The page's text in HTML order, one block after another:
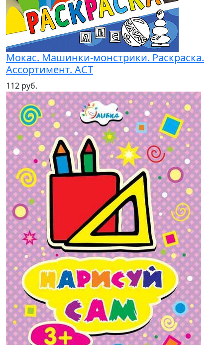
Мокас. Машинки-монстрики. Раскраска.
Ассортимент. АСТ
112 руб.